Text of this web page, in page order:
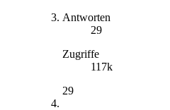
Antworten
29
Zugriffe
117k
29